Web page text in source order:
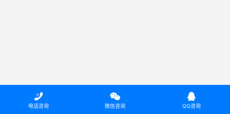

电话咨询

微信咨询

QQ咨询